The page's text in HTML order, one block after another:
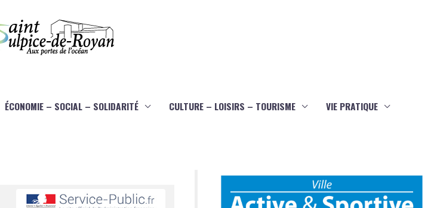
ÉCONOMIE – SOCIAL – SOLIDARITÉ CULTURE – LOISIRS – TOURISME VIE PRATIQUE